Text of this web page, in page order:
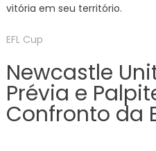
vitória em seu território.
EFL Cup
Newcastle
Prévia e
Confronto da